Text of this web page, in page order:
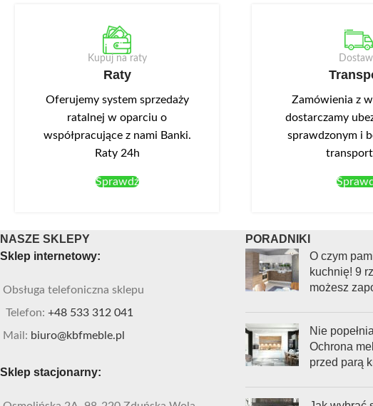
wykończenie powierzchni, na której
niewidoczne są odciski palców, dzięki temu
są bardzo praktyczne w użytkowaniu. Front
ma również podchwyt umożliwiający
otwieranie drzwi. Szuflady posiadają ciche i
stabilne prowadnice kulkowe. Opcjonalnie
można dokupić oświetlenie LED-NEO-13 w
kolorze białym zimnym, które montuje się w
zimnym, montowane w
Kupuj na raty
Raty
Oferujemy system sprzedaży
ratalnej w oparciu o
współpracujące z nami Banki.
Raty 24h
Sprawdź
Zamówienia z
dostarczamy
sprawdzonym i
NASZE SKLEPY
Sklep internetowy:
Obsługa telefoniczna sklepu
Telefon: +48 533 312 041
Mail: biuro@kbfmeble.pl
Sklep stacjonarny:
PORADNIKI
O czym
kuchnię! 9
możesz
Nie
Ochrona
przed parą